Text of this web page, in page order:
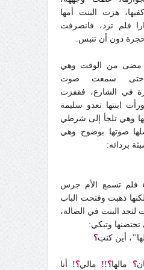
هزت البنت أمها
فلم ترد، فانصرفت
دون أن تنبس.
مضى من الوقت وهي
حتى سمعت صوت
في الشارع، فقفزت
ابنتها تعدو سليمة
وهي تلجأ إلى شرطي
صوتها بوضوح وهي
بردائه:
فلم تسمع الأم جرس
لكنها ذهبت وفتحت الباب
لتجد البنت في الصالة،
وتبكي:
"، أين كنتِ؟
؟ مالها؟!! مالي؟! أنا